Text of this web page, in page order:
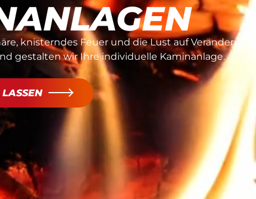
knisterndes Feuer und die Lust auf Veränderung –
gestalten wir Ihre individuelle Kaminanlage.